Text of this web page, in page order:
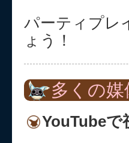
パーティプレ
ょう！
多くの
YouTubeで